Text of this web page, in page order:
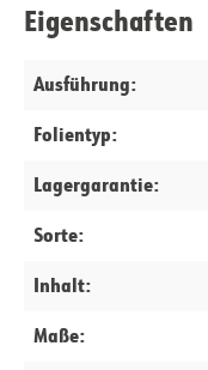
Eigenschaften
Ausführung:
Folientyp:
Lagergarantie:
Sorte:
Inhalt:
Maße: